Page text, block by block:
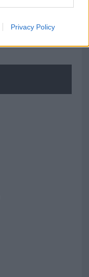
Privacy Policy